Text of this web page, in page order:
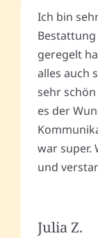
Ich bin
geregelt
alles auch
sehr
es der
war super.
und
Julia Z.